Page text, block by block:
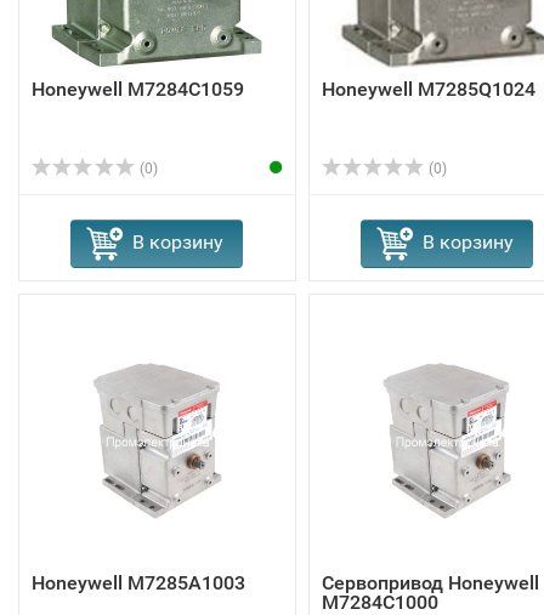
Honeywell M7284C1059
(0)
В корзину
Honeywell M7285Q1024
(0)
В корзину
Honeywell M7285A1003
Сервопривод Honeywell
M7284C1000